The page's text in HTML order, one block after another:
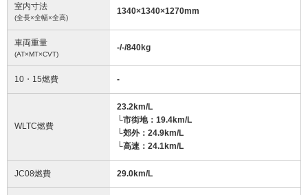
室内寸法
(全長×全幅×全高)
1340×1340×1270mm
車両重量
(AT×MT×CVT)
-/-/840kg
10・15燃費 -
WLTC燃費
23.2km/L
└市街地：19.4km/L
└郊外：24.9km/L
└高速：24.1km/L
JC08燃費 29.0km/L